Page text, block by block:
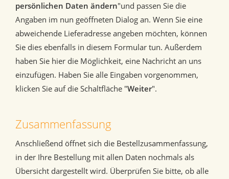
persönlichen Daten ändern"und passen Sie die
Angaben im nun geöffneten Dialog an. Wenn Sie eine
abweichende Lieferadresse angeben möchten, können
Sie dies ebenfalls in diesem Formular tun. Außerdem
haben Sie hier die Möglichkeit, eine Nachricht an uns
einzufügen. Haben Sie alle Eingaben vorgenommen,
klicken Sie auf die Schaltfläche "Weiter".
Zusammenfassung
Anschließend öffnet sich die Bestellzusammenfassung,
in der Ihre Bestellung mit allen Daten nochmals als
Übersicht dargestellt wird. Überprüfen Sie bitte, ob alle